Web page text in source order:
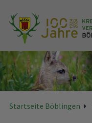
Startseite
Presse
FAQ - Kontakte
Startseite Böblingen